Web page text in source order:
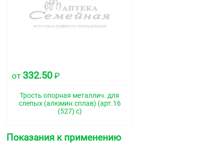
от 332.50 ₽
Трость опорная металлич. для
слепых (алюмин.сплав) (арт.16
(527) с)
Показания к применению